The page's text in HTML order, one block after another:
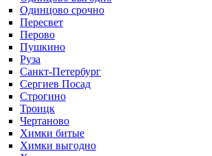
Одинцово срочно
Пересвет
Перово
Пушкино
Руза
Санкт-Петербург
Сергиев Посад
Строгино
Троицк
Чертаново
Химки битые
Химки выгодно